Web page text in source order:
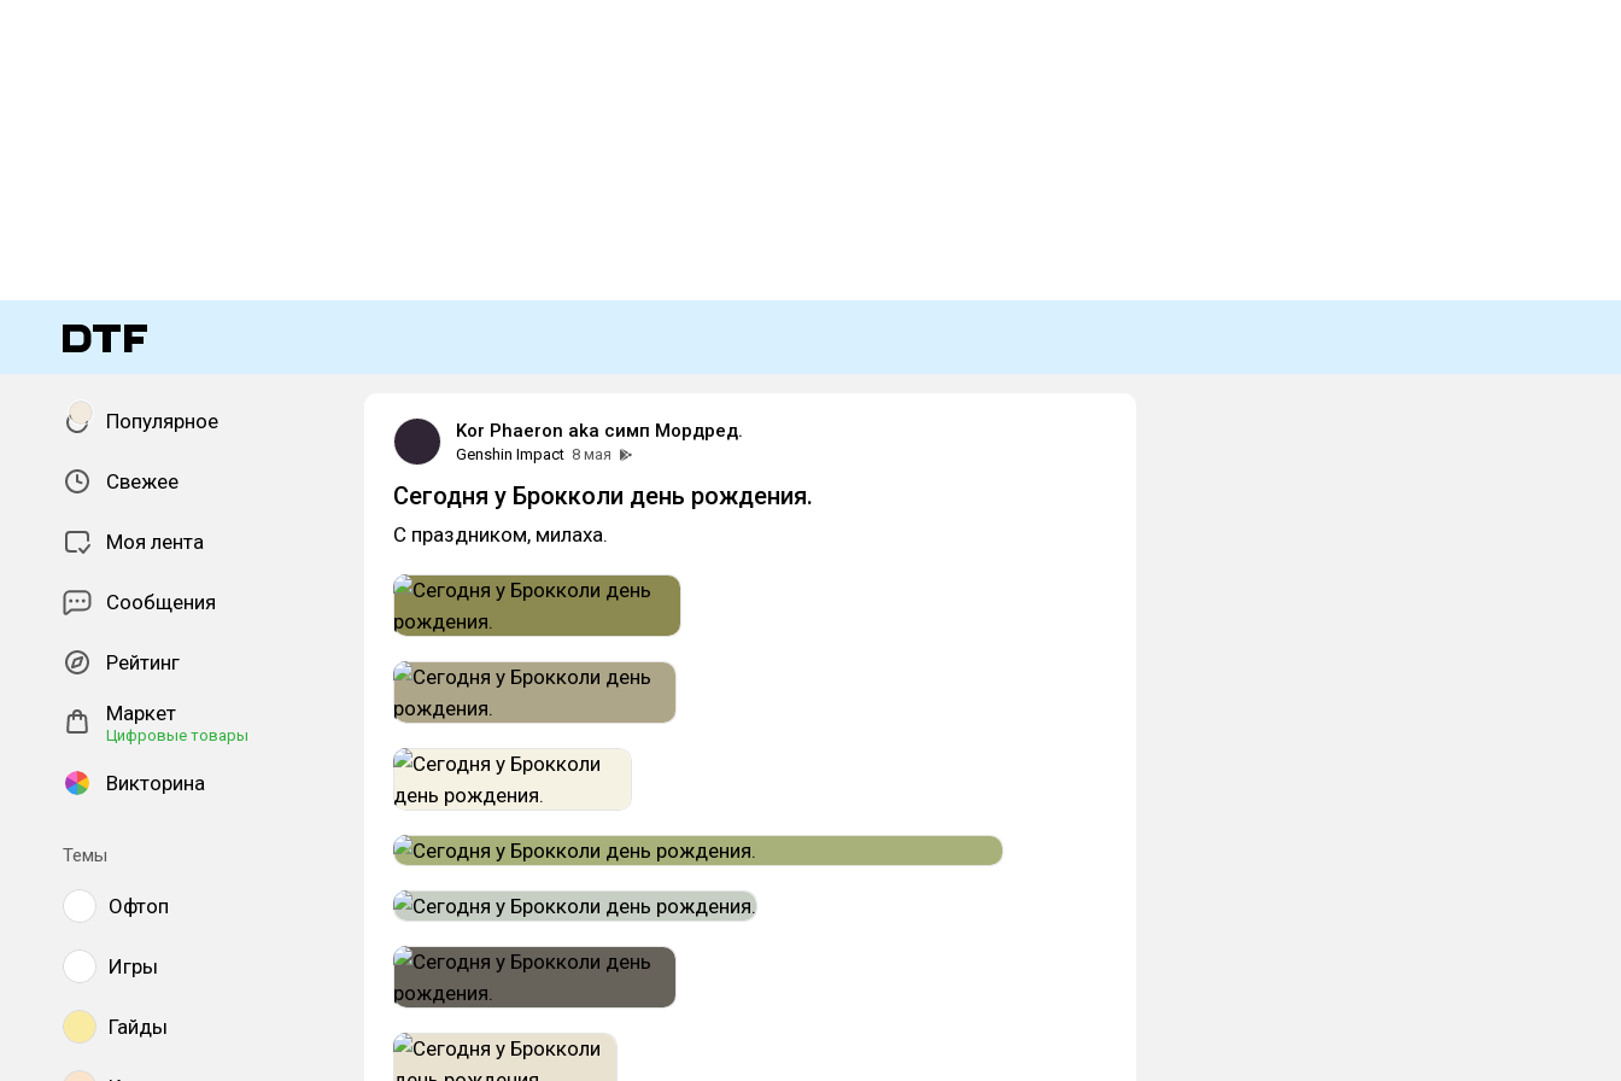
Популярное
Свежее
Моя лента
Сообщения
Рейтинг
Маркет
Цифровые товары
Викторина
Темы
Офтоп
Игры
Гайды
Kor Phaeron aka симп Мордред.
Genshin Impact 8 мая
Сегодня у Брокколи день рождения.
С праздником, милаха.